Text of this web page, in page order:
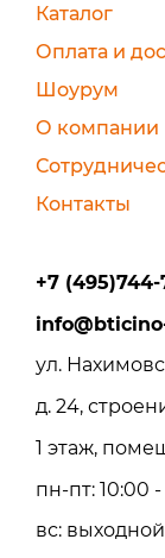
Каталог
Оплата и
Шоурум
О компании
Контакты
+7 (495)744-
ул.
д. 24,
1 этаж,
пн-пт: 10:00 -
вс: выходной